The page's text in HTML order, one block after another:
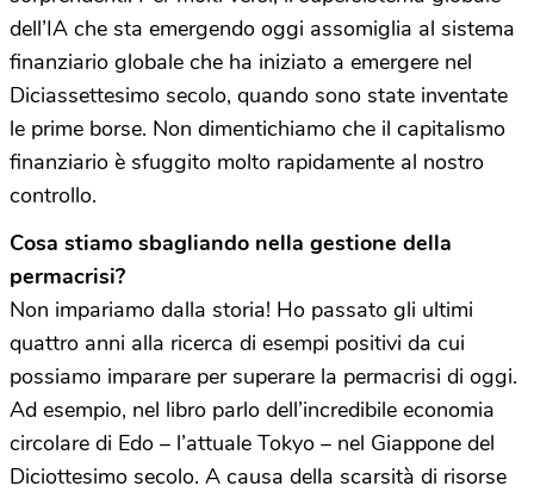
dell’IA che sta emergendo oggi assomiglia al sistema
finanziario globale che ha iniziato a emergere nel
Diciassettesimo secolo, quando sono state inventate
le prime borse. Non dimentichiamo che il capitalismo
finanziario è sfuggito molto rapidamente al nostro
controllo.
Cosa stiamo sbagliando nella gestione della
permacrisi?
Non impariamo dalla storia! Ho passato gli ultimi
quattro anni alla ricerca di esempi positivi da cui
possiamo imparare per superare la permacrisi di oggi.
Ad esempio, nel libro parlo dell’incredibile economia
circolare di Edo – l’attuale Tokyo – nel Giappone del
Diciottesimo secolo. A causa della scarsità di risorse